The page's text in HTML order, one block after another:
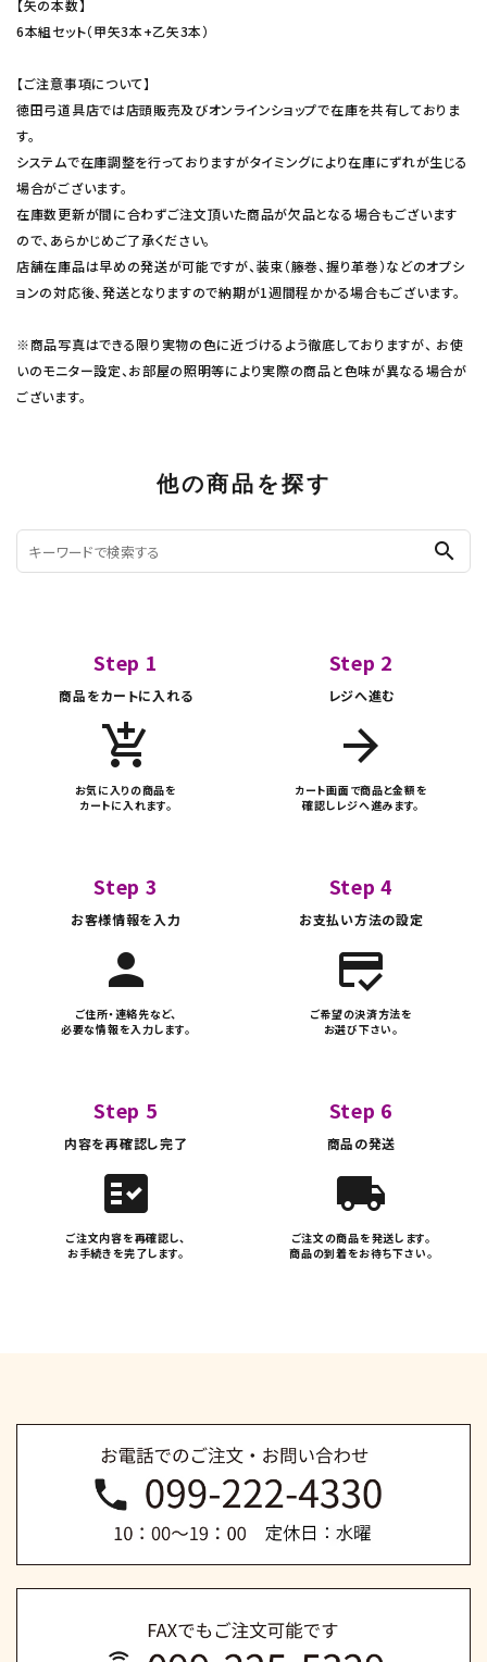
【矢の本数】
6本組セット（甲矢3本+乙矢3本）
【ご注意事項について】
徳田弓道具店では店頭販売及びオンラインショップで在庫を共有しておりま
す。
システムで在庫調整を行っておりますがタイミングにより在庫にずれが生じる
場合がございます。
在庫数更新が間に合わずご注文頂いた商品が欠品となる場合もございます
ので、あらかじめご了承ください。
店舗在庫品は早めの発送が可能ですが、装束（籐巻、握り革巻）などのオプシ
ョンの対応後、発送となりますので納期が1週間程かかる場合もございます。
※商品写真はできる限り実物の色に近づけるよう徹底しておりますが、 お使
いのモニター設定、お部屋の照明等により実際の商品と色味が異なる場合が
ございます。
他の商品を探す
search
Step 1
商品をカートに入れる
add_shopping_cart
お気に入りの商品を
カートに入れます。
Step 2
レジへ進む
arrow_forward
カート画面で商品と金額を
確認しレジへ進みます。
Step 3
お客様情報を入力
person
ご住所・連絡先など、
必要な情報を入力します。
Step 4
お支払い方法の設定
credit_score
ご希望の決済方法を
お選び下さい。
Step 5
内容を再確認し完了
fact_check
ご注文内容を再確認し、
お手続きを完了します。
Step 6
商品の発送
local_shipping
ご注文の商品を発送します。
商品の到着をお待ち下さい。